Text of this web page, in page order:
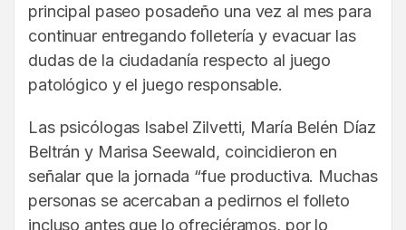
principal paseo posadeño una vez al mes para
continuar entregando folletería y evacuar las
dudas de la ciudadanía respecto al juego
patológico y el juego responsable.
Las psicólogas Isabel Zilvetti, María Belén Díaz
Beltrán y Marisa Seewald, coincidieron en
señalar que la jornada “fue productiva. Muchas
personas se acercaban a pedirnos el folleto
incluso antes que lo ofreciéramos, por lo